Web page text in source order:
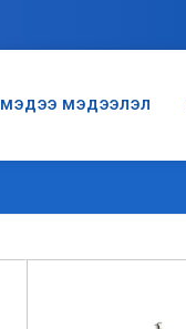
МЭДЭЭ МЭДЭЭЛЭЛ